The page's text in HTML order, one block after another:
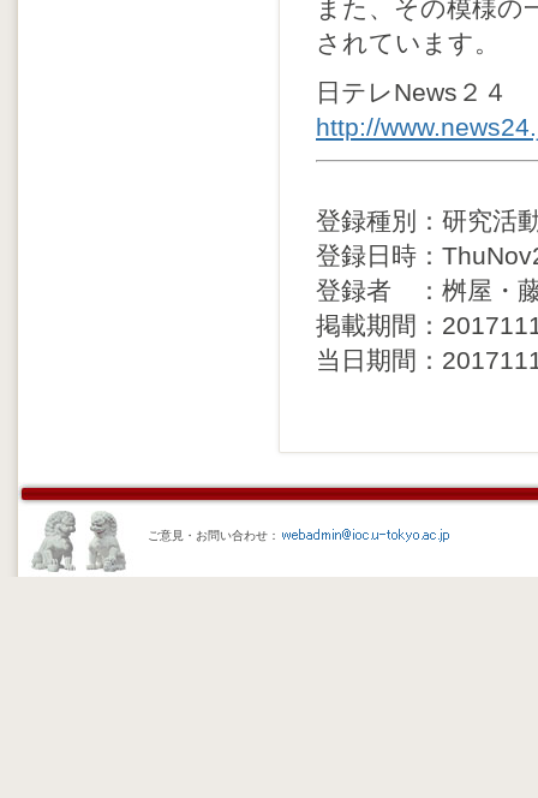
また、その模様の
されています。
日テレNews２４
http://
登録種別：研究活
登録日時：
登録者 ：桝屋・
掲載期間：
当日期間：
ご意見・お問い合わせ：